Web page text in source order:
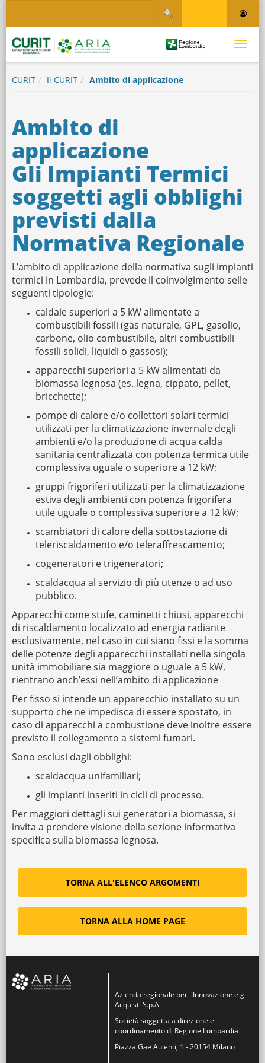
principale
Toggle
Logo
Logo
Regione
CURIT Il CURIT Ambito di applicazione
Ambito di
applicazione
Gli Impianti Termici
soggetti agli obblighi
previsti dalla
Normativa Regionale
L’ambito di applicazione della normativa sugli impianti
termici in Lombardia, prevede il coinvolgimento selle
seguenti tipologie:
caldaie superiori a 5 kW alimentate a
combustibili fossili (gas naturale, GPL, gasolio,
carbone, olio combustibile, altri combustibili
fossili solidi, liquidi o gassosi);
apparecchi superiori a 5 kW alimentati da
biomassa legnosa (es. legna, cippato, pellet,
bricchette);
pompe di calore e/o collettori solari termici
utilizzati per la climatizzazione invernale degli
ambienti e/o la produzione di acqua calda
sanitaria centralizzata con potenza termica utile
complessiva uguale o superiore a 12 kW;
gruppi frigoriferi utilizzati per la climatizzazione
estiva degli ambienti con potenza frigorifera
utile uguale o complessiva superiore a 12 kW;
scambiatori di calore della sottostazione di
teleriscaldamento e/o teleraffrescamento;
cogeneratori e trigeneratori;
scaldacqua al servizio di più utenze o ad uso
pubblico.
Apparecchi come stufe, caminetti chiusi, apparecchi
di riscaldamento localizzato ad energia radiante
esclusivamente, nel caso in cui siano fissi e la somma
delle potenze degli apparecchi installati nella singola
unità immobiliare sia maggiore o uguale a 5 kW,
rientrano anch’essi nell’ambito di applicazione
Per fisso si intende un apparecchio installato su un
supporto che ne impedisca di essere spostato, in
caso di apparecchi a combustione deve inoltre essere
previsto il collegamento a sistemi fumari.
Sono esclusi dagli obblighi:
scaldacqua unifamiliari;
gli impianti inseriti in cicli di processo.
Per maggiori dettagli sui generatori a biomassa, si
invita a prendere visione della sezione informativa
specifica sulla biomassa legnosa.
TORNA ALL'ELENCO ARGOMENTI
TORNA ALLA HOME PAGE
Azienda regionale per l'Innovazione e gli
Acquisti S.p.A.
Società soggetta a direzione e
coordinamento di Regione Lombardia
Piazza Gae Aulenti, 1 - 20154 Milano